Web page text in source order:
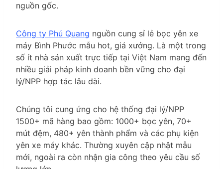
nguồn gốc.
Công ty Phú Quang nguồn cung sỉ lẻ bọc yên xe
máy Bình Phước mẫu hot, giá xưởng. Là một trong
số ít nhà sản xuất trực tiếp tại Việt Nam mang đến
nhiều giải pháp kinh doanh bền vững cho đại
lý/NPP hợp tác lâu dài.
Chúng tôi cung ứng cho hệ thống đại lý/NPP
1500+ mã hàng bao gồm: 1000+ bọc yên, 70+
mút đệm, 480+ yên thành phẩm và các phụ kiện
yên xe máy khác. Thường xuyên cập nhật mẫu
mới, ngoài ra còn nhận gia công theo yêu cầu số